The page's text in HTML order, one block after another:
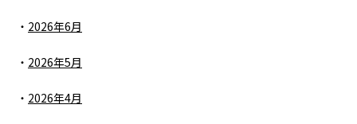
2026年6月
2026年5月
2026年4月